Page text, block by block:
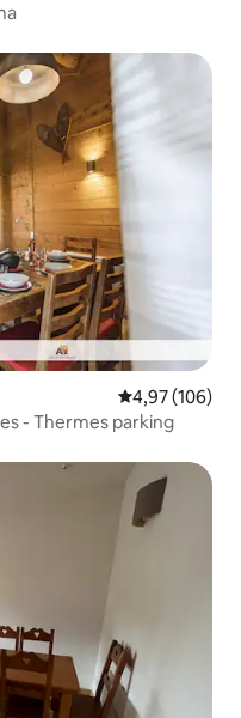
5 üzerinden
4,97 (106)
- Thermes parking